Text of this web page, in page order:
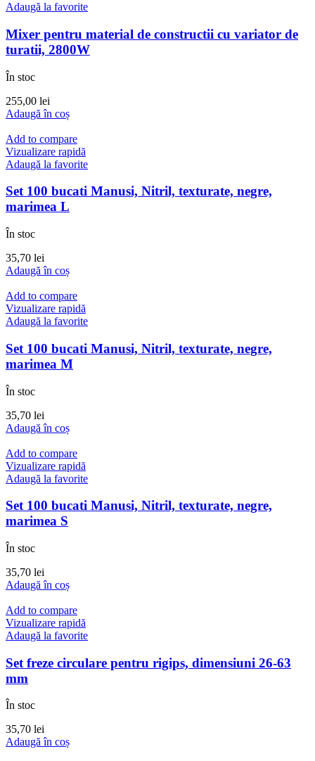
Adaugă la favorite
Mixer pentru material de constructii cu variator de
turatii, 2800W
În stoc
255,00 lei
Adaugă în coș
Add to compare
Vizualizare rapidă
Adaugă la favorite
Set 100 bucati Manusi, Nitril, texturate, negre,
marimea L
În stoc
35,70 lei
Adaugă în coș
Add to compare
Vizualizare rapidă
Adaugă la favorite
Set 100 bucati Manusi, Nitril, texturate, negre,
marimea M
În stoc
35,70 lei
Adaugă în coș
Add to compare
Vizualizare rapidă
Adaugă la favorite
Set 100 bucati Manusi, Nitril, texturate, negre,
marimea S
În stoc
35,70 lei
Adaugă în coș
Add to compare
Vizualizare rapidă
Adaugă la favorite
Set freze circulare pentru rigips, dimensiuni 26-63
mm
În stoc
35,70 lei
Adaugă în coș